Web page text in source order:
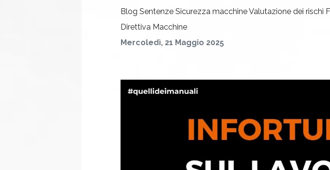
Blog Sentenze Sicurezza macchineValutazione dei rischi
Direttiva Macchine
Mercoledì, 21 Maggio 2025